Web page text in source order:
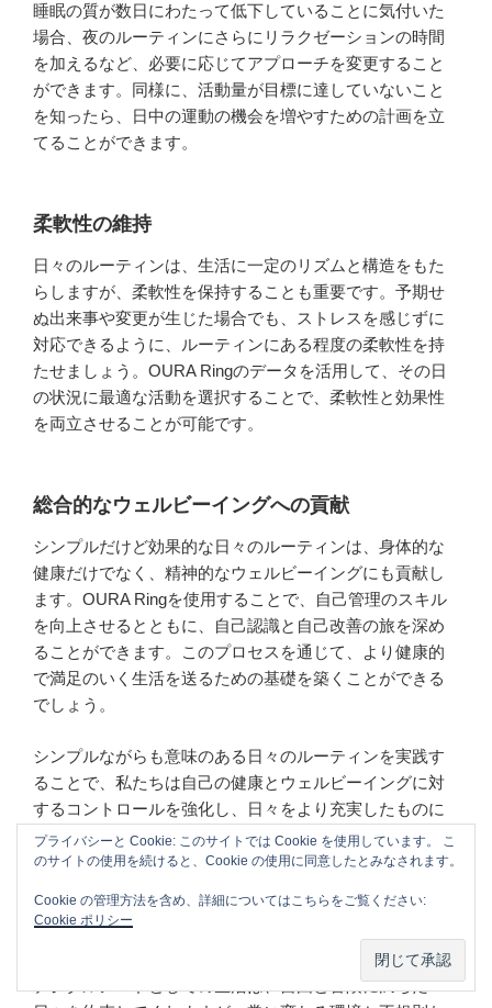
睡眠の質が数日にわたって低下していることに気付いた
場合、夜のルーティンにさらにリラクゼーションの時間
を加えるなど、必要に応じてアプローチを変更すること
ができます。同様に、活動量が目標に達していないこと
を知ったら、日中の運動の機会を増やすための計画を立
てることができます。
柔軟性の維持
日々のルーティンは、生活に一定のリズムと構造をもた
らしますが、柔軟性を保持することも重要です。予期せ
ぬ出来事や変更が生じた場合でも、ストレスを感じずに
対応できるように、ルーティンにある程度の柔軟性を持
たせましょう。OURA Ringのデータを活用して、その日
の状況に最適な活動を選択することで、柔軟性と効果性
を両立させることが可能です。
総合的なウェルビーイングへの貢献
シンプルだけど効果的な日々のルーティンは、身体的な
健康だけでなく、精神的なウェルビーイングにも貢献し
ます。OURA Ringを使用することで、自己管理のスキル
を向上させるとともに、自己認識と自己改善の旅を深め
ることができます。このプロセスを通じて、より健康的
で満足のいく生活を送るための基礎を築くことができる
でしょう。
シンプルながらも意味のある日々のルーティンを実践す
ることで、私たちは自己の健康とウェルビーイングに対
するコントロールを強化し、日々をより充実したものに
することができます。
まとめ：健康的なノマドライフのための一歩
デジタルノマドとしての生活は、自由と冒険に満ちた
プライバシーと Cookie: このサイトでは Cookie を使用しています。 こ
のサイトの使用を続けると、Cookie の使用に同意したとみなされます。
Cookie の管理方法を含め、詳細についてはこちらをご覧ください:
Cookie ポリシー